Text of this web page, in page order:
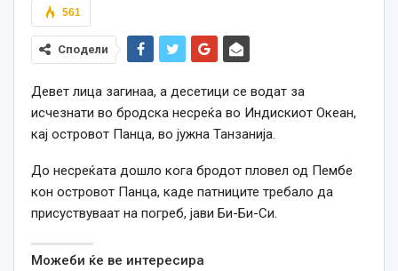
561
Сподели
Девет лица загинаа, а десетици се водат за
исчезнати во бродска несреќа во Индискиот Океан,
кај островот Панца, во јужна Танзанија.
До несреќата дошло кога бродот пловел од Пембе
кон островот Панца, каде патниците требало да
присуствуваат на погреб, јави Би-Би-Си.
Можеби ќе ве интересира